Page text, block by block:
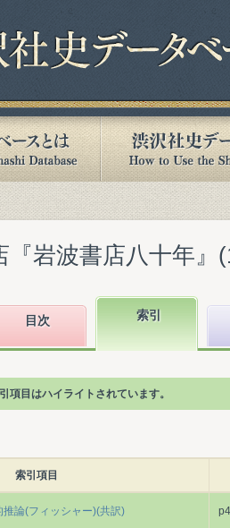
『岩波書店八十年』
目次 索引
項目はハイライトされています。
索引項目
論(フィッシャー)(共訳)